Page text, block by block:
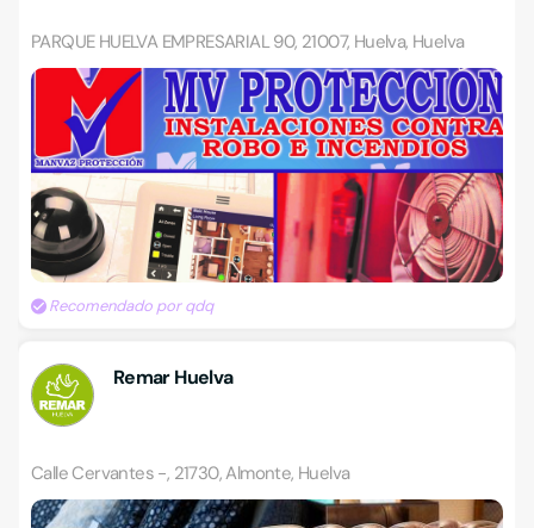
PARQUE HUELVA EMPRESARIAL 90, 21007, Huelva, Huelva
Recomendado por qdq
Remar Huelva
Calle Cervantes -, 21730, Almonte, Huelva